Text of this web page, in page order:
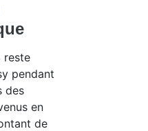
reste
pendant
des
en
de